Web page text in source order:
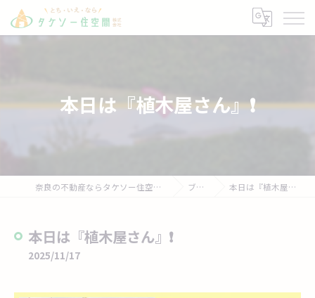
本日は『植木屋さん』❗
奈良の不動産ならタケソー住空間株式会社 ブログ 本日は『植木屋さん』❗
本日は『植木屋さん』❗
2025/11/17